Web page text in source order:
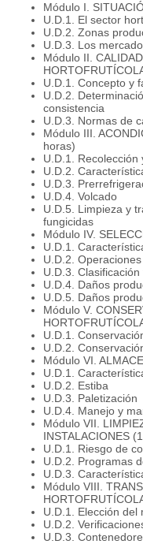
Módulo I.
U.D.1. El sector
U.D.2. Zonas
U.D.3. Los
Módulo II.
U.D.1. Concepto y
U.D.2.
consistencia
U.D.3. Normas de
Módulo III.
horas)
U.D.1. Recolección
U.D.2.
U.D.3.
U.D.4. Volcado
U.D.5. Limpieza y
fungicidas
Módulo IV.
U.D.1.
U.D.2.
U.D.3.
U.D.4. Daños
U.D.5. Daños
Módulo V.
U.D.1.
U.D.2.
Módulo VI.
U.D.1.
U.D.2. Estiba
U.D.3. Paletización
U.D.4. Manejo y
Módulo VII.
INSTALACIONES
U.D.1. Riesgo de
U.D.2. Programas
U.D.3.
Módulo VIII.
U.D.1. Elección del
U.D.2.
U.D.3.